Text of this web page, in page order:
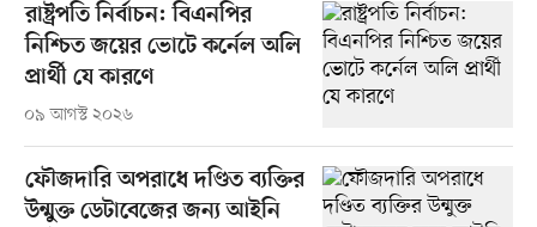
রাষ্ট্রপতি নির্বাচন: বিএনপির
নিশ্চিত জয়ের ভোটে কর্নেল অলি
প্রার্থী যে কারণে
০৯ আগস্ট ২০২৬
ফৌজদারি অপরাধে দণ্ডিত ব্যক্তির
উন্মুক্ত ডেটাবেজের জন্য আইনি